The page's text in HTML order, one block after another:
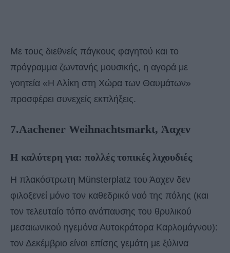
Με τους διεθνείς πάγκους φαγητού και το
πρόγραμμα ζωντανής μουσικής, η αγορά με
γοητεία «Η Αλίκη στη Χώρα των Θαυμάτων»
προσφέρει συνεχείς εκπλήξεις.
7.Aachener Weihnachtsmarkt, Άαχεν
Η καλύτερη για: πολλές τοπικές λιχουδιές
Η πλακόστρωτη Münsterplatz του Άαχεν δεν
φιλοξενεί μόνο τον καθεδρικό ναό της πόλης (και
τον τελευταίο τόπο ανάπαυσης του θρυλικού
μεσαιωνικού ηγεμόνα Αυτοκράτορα Καρλομάγνου):
τον Δεκέμβριο είναι επίσης γεμάτη με ξύλινα